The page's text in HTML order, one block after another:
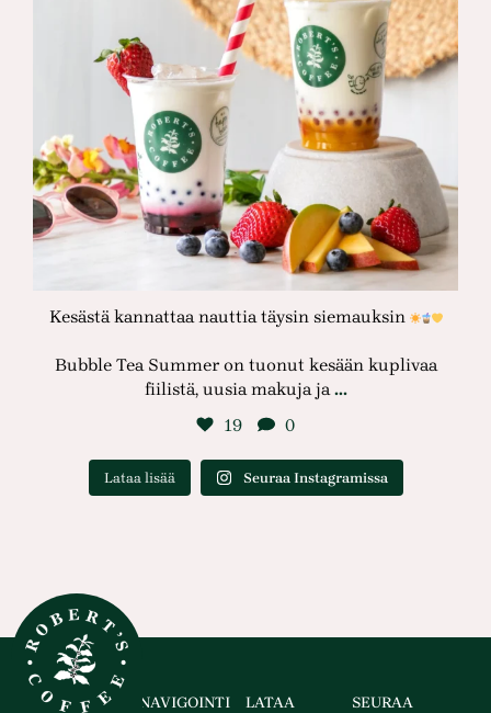
Kesästä kannattaa nauttia täysin siemauksin
Bubble Tea Summer on tuonut kesään kuplivaa
fiilistä, uusia makuja ja …
19 0
Lataa lisää Seuraa Instagramissa
NAVIGOINTI
LATAA
SEURAA